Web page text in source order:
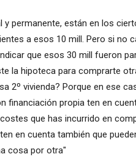
y permanente, están en los
a esos 10 mill. Pero si no
que esos 30 mill fueron
la hipoteca para comprarte
2º vivienda? Porque en ese
financiación propia ten en
que has incurrido en
en cuenta también que
cosa por otra"